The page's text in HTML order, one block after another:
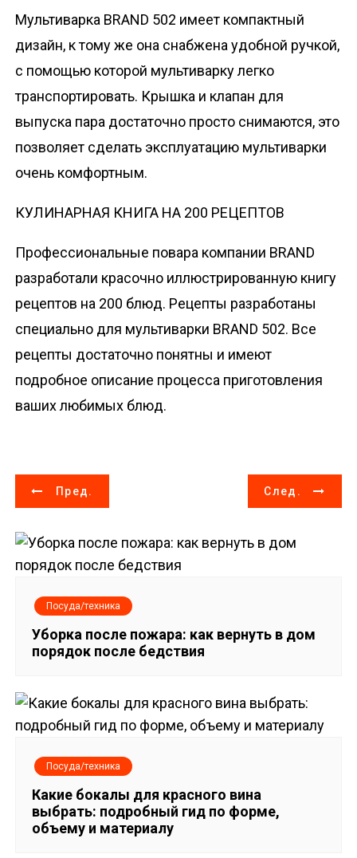
Мультиварка BRAND 502 имеет компактный
дизайн, к тому же она снабжена удобной ручкой,
c помощью которой мультиварку легко
транспортировать. Крышка и клапан для
выпуска пара достаточно просто снимаются, это
позволяет сделать эксплуатацию мультиварки
очень комфортным.
КУЛИНАРНАЯ КНИГА НА 200 РЕЦЕПТОВ
Профессиональные повара компании BRAND
разработали красочно иллюстрированную книгу
рецептов на 200 блюд. Рецепты разработаны
специально для мультиварки BRAND 502. Все
рецепты достаточно понятны и имеют
подробное описание процесса приготовления
ваших любимых блюд.
Н
а
в
ц
и
Пред. След.
Посуда/техника
Уборка после пожара: как вернуть в дом
порядок после бедствия
Посуда/техника
Какие бокалы для красного вина
выбрать: подробный гид по форме,
объему и материалу